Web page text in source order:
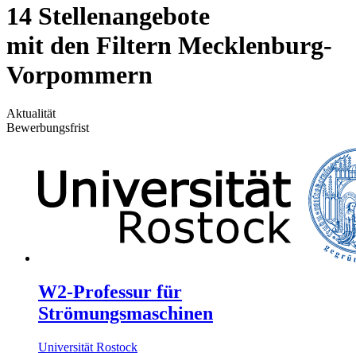
14 Stellenangebote
mit den Filtern Mecklenburg-
Vorpommern
Aktualität
Bewerbungsfrist
W2-Professur für
Strömungsmaschinen
Universität Rostock